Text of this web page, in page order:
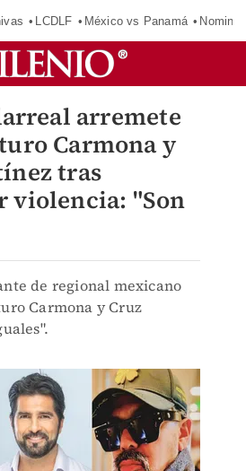
LCDLF México vs Panamá
arremete
Carmona y
tras
violencia: "Son
de regional mexicano
Carmona y Cruz